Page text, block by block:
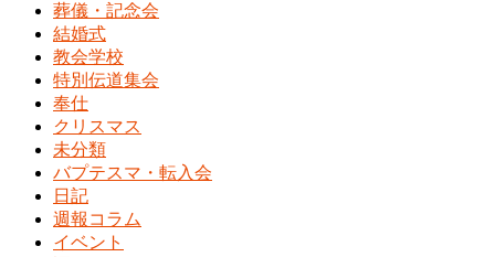
葬儀・記念会
結婚式
教会学校
特別伝道集会
奉仕
クリスマス
未分類
バプテスマ・転入会
日記
週報コラム
イベント